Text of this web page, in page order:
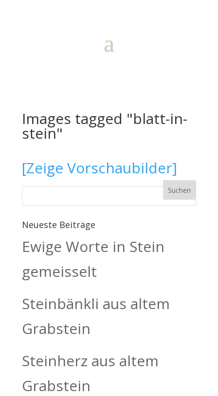
Images tagged "blatt-in-
stein"
[Zeige Vorschaubilder]
Neueste Beiträge
Ewige Worte in Stein
gemeisselt
Steinbänkli aus altem
Grabstein
Steinherz aus altem
Grabstein